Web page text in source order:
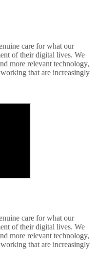
care for what our
of their digital lives. We
more relevant technology,
that are increasingly
care for what our
of their digital lives. We
more relevant technology,
that are increasingly